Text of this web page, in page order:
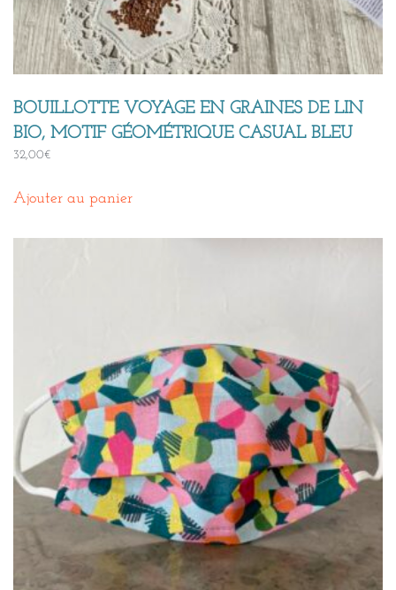
BOUILLOTTE VOYAGE EN GRAINES DE LIN
BIO, MOTIF GÉOMÉTRIQUE CASUAL BLEU
32,00€
Ajouter au panier